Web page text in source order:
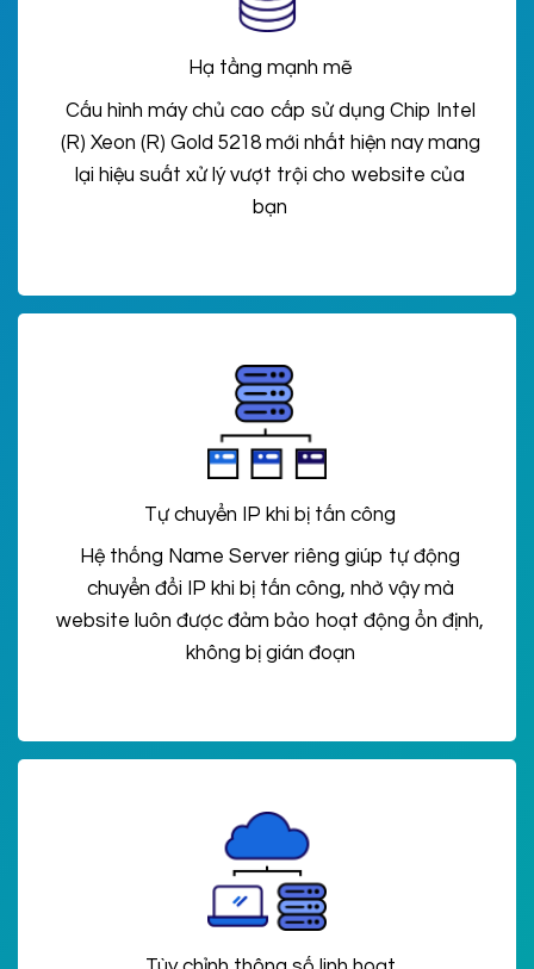
Hạ tầng mạnh mẽ
Cấu hình máy chủ cao cấp sử dụng Chip Intel
(R) Xeon (R) Gold 5218 mới nhất hiện nay mang
lại hiệu suất xử lý vượt trội cho website của
bạn
Tự chuyển IP khi bị tấn công
Hệ thống Name Server riêng giúp tự động
chuyển đổi IP khi bị tấn công, nhờ vậy mà
website luôn được đảm bảo hoạt động ổn định,
không bị gián đoạn